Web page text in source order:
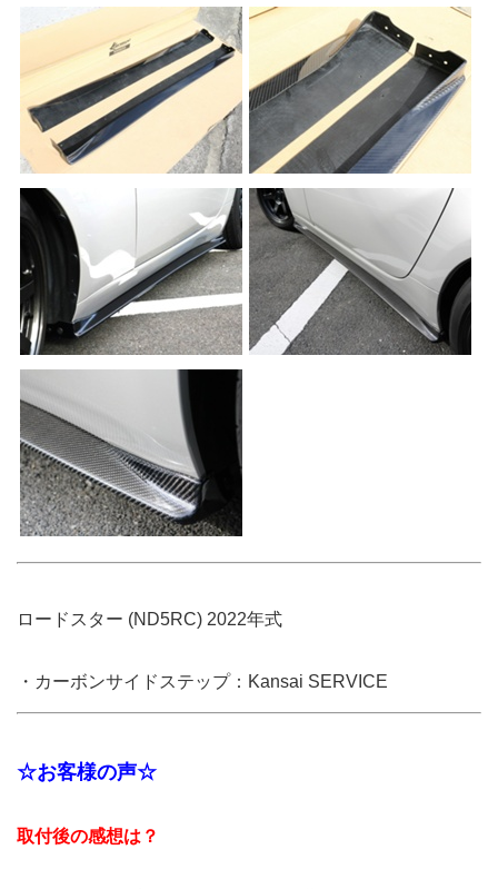
ロードスター (ND5RC) 2022年式
・カーボンサイドステップ：Kansai SERVICE
☆お客様の声☆
取付後の感想は？